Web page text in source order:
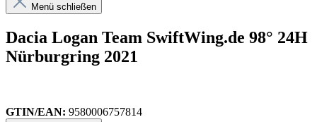
Menü schließen
Dacia Logan Team SwiftWing.de 98° 24H
Nürburgring 2021
GTIN/EAN: 9580006757814